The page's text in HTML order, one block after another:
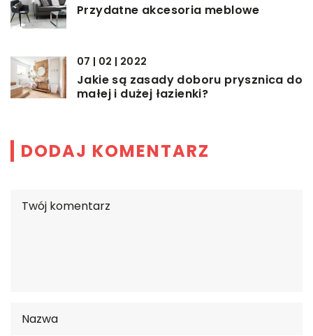
Przydatne akcesoria meblowe
07 | 02 | 2022
Jakie są zasady doboru prysznica do
małej i dużej łazienki?
DODAJ KOMENTARZ